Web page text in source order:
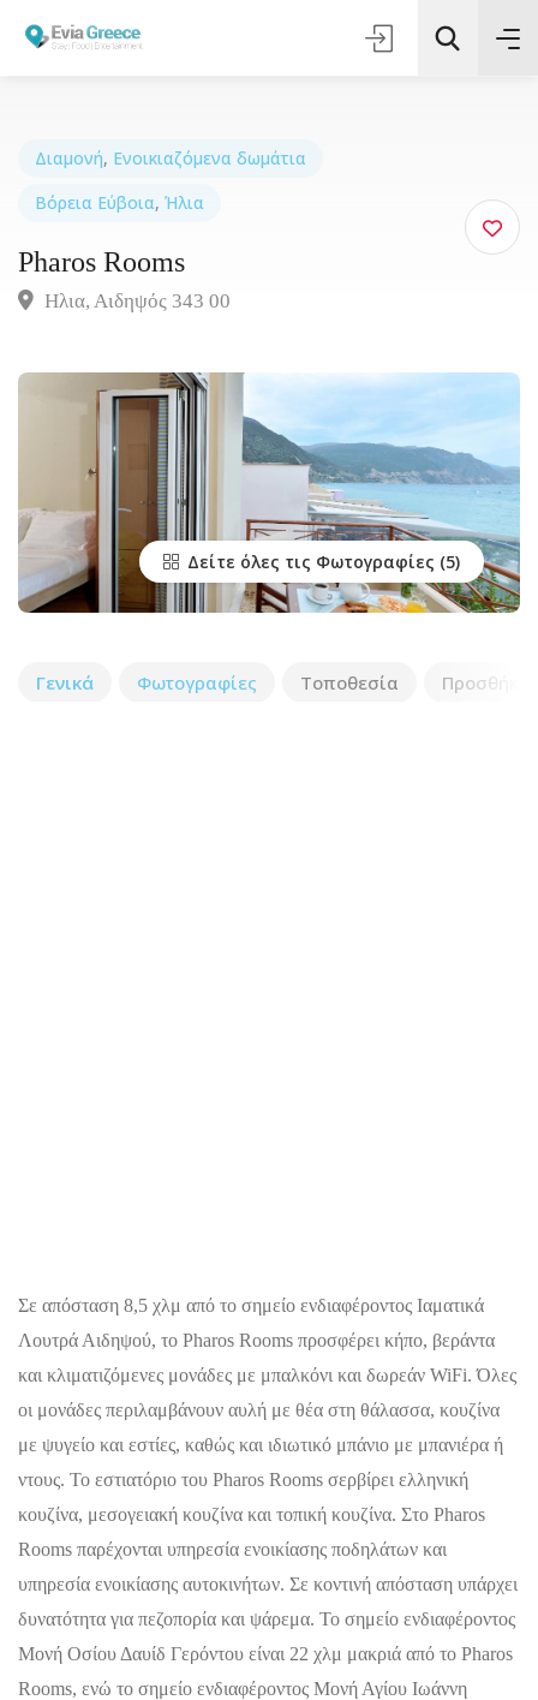
Τοποθεσία
Διαμονή, Ενοικιαζόμενα δωμάτια
Βόρεια Εύβοια, Ήλια
Pharos Rooms
Ηλια, Αιδηψός 343 00
Δείτε όλες τις Φωτογραφίες
Γενικά Φωτογραφίες Τοποθεσία Προσθήκη
Σε απόσταση 8,5 χλμ από το σημείο ενδιαφέροντος Ιαματικά
Λουτρά Αιδηψού, το Pharos Rooms προσφέρει κήπο, βεράντα
και κλιματιζόμενες μονάδες με μπαλκόνι και δωρεάν WiFi. Όλες
οι μονάδες περιλαμβάνουν αυλή με θέα στη θάλασσα, κουζίνα
με ψυγείο και εστίες, καθώς και ιδιωτικό μπάνιο με μπανιέρα ή
ντους. Το εστιατόριο του Pharos Rooms σερβίρει ελληνική
κουζίνα, μεσογειακή κουζίνα και τοπική κουζίνα. Στο Pharos
Rooms παρέχονται υπηρεσία ενοικίασης ποδηλάτων και
υπηρεσία ενοικίασης αυτοκινήτων. Σε κοντινή απόσταση υπάρχει
δυνατότητα για πεζοπορία και ψάρεμα. Το σημείο ενδιαφέροντος
Μονή Οσίου Δαυίδ Γερόντου είναι 22 χλμ μακριά από το Pharos
Rooms, ενώ το σημείο ενδιαφέροντος Μονή Αγίου Ιωάννη